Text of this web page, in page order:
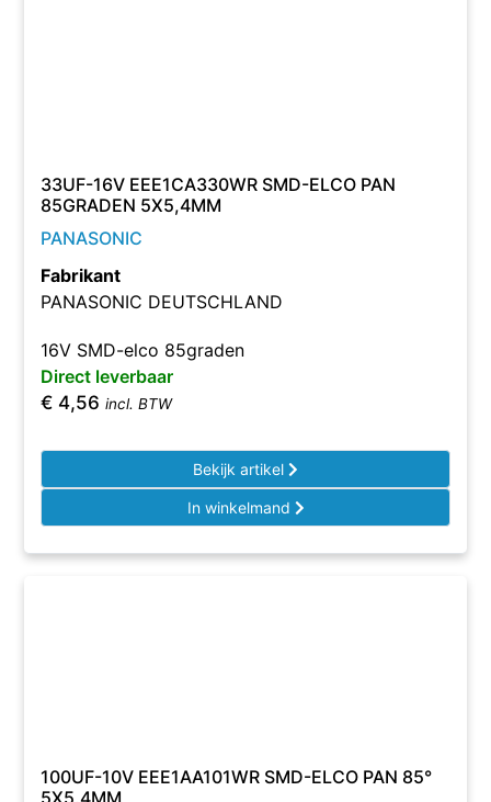
33UF-16V EEE1CA330WR SMD-ELCO PAN
85GRADEN 5X5,4MM
PANASONIC
Fabrikant
PANASONIC DEUTSCHLAND
16V SMD-elco 85graden
Direct leverbaar
€ 4,56 incl. BTW
Bekijk artikel
In winkelmand
100UF-10V EEE1AA101WR SMD-ELCO PAN 85°
5X5,4MM